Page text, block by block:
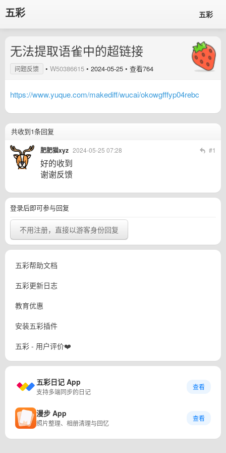
五彩 五彩
无法提取语雀中的超链接
问题反馈 • W50386615 • 2024-05-25 • 查看764
https://www.yuque.com/makediff/wucai/okowgfffyp04rebc
共收到1条回复
肥肥猫xyz 2024-05-25 07:28 #1
好的收到
谢谢反馈
登录后即可参与回复
不用注册，直接以游客身份回复
五彩帮助文档
五彩更新日志
教育优惠
安装五彩插件
五彩 - 用户评价❤️
五彩日记 App
支持多端同步的日记
查看
漫步 App
照片整理、相册清理与回忆
查看